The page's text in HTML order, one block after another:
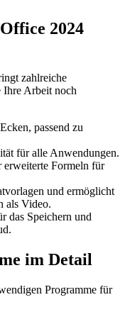
2024
zahlreiche
Ihre Arbeit noch
passend zu
für alle Anwendungen.
erweiterte Formeln für
und ermöglicht
als Video.
das Speichern und
im Detail
Programme für